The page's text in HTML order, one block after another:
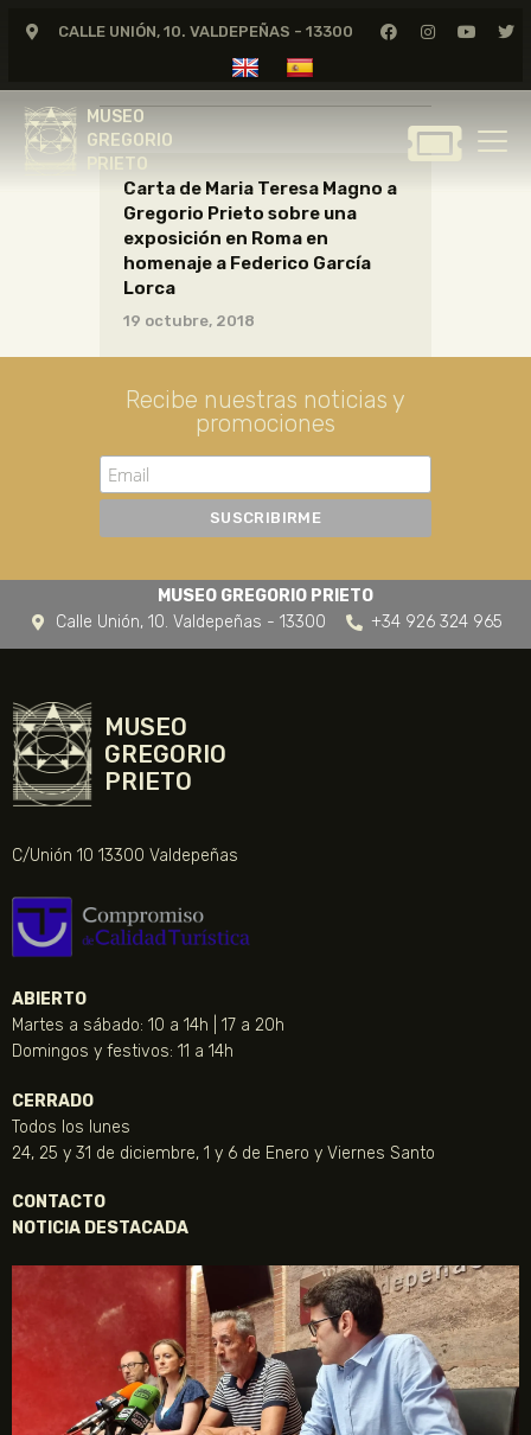
CALLE UNIÓN, 10. VALDEPEÑAS - 13300
MUSEO
GREGORIO
PRIETO
MUSEO
GREGORIO
GREGORIO PRIETO
MUSEO
ARCHIVO
NOTICIAS
Carta de Maria Teresa Magno a
Gregorio Prieto sobre una
exposición en Roma en
homenaje a Federico García
Lorca
19 octubre, 2018
Recibe nuestras noticias y
promociones
MUSEO GREGORIO PRIETO
Calle Unión, 10. Valdepeñas - 13300
+34 926 324 965
MUSEO
GREGORIO
PRIETO
C/Unión 10 13300 Valdepeñas
ABIERTO
Martes a sábado: 10 a 14h | 17 a 20h
Domingos y festivos: 11 a 14h
CERRADO
Todos los lunes
24, 25 y 31 de diciembre, 1 y 6 de Enero y Viernes Santo
CONTACTO
NOTICIA DESTACADA